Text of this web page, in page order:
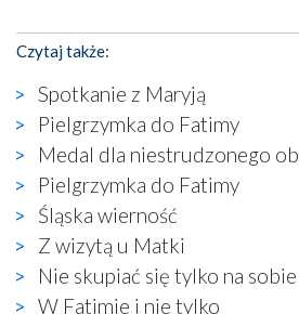
katolickiego kultu. Tylko co
autentyczną wiarą mogą mieć
kaplice, w których Tabernakulum
skrzynkę na narzędzia? Albo co
tuż przy nowej bazylice
zamiast Chrystusa umieszczono
wyjętą ze starożytnych
kontekście naszych czasów to
wizerunek Zbawiciela…
Zatem nawet w bezpośrednim
naocznie przekonaliśmy się, że
się ogromna walka o kształt
wierzących. Do czego to
Czytaj także:
Spotkanie z Maryją
Pielgrzymka do Fatimy
Medal dla niestrudzonego
Pielgrzymka do Fatimy
Śląska wierność
Z wizytą u Matki
Nie skupiać się tylko na sobie
W Fatimie i nie tylko